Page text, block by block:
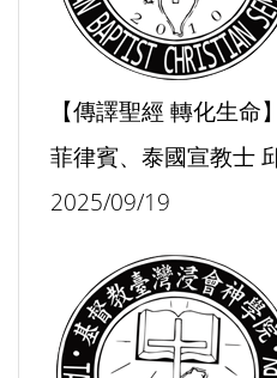
【傳譯聖經 轉化生
菲律賓、泰國宣教士
2025/09/19